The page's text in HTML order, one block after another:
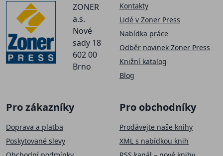
ZONER
a.s.
Nové
sady 18
602 00
Brno
Kontakty
Lidé v Zoner Press
Nabídka práce
Odběr novinek Zoner Press
Knižní katalog
Blog
Pro zákazníky
Doprava a platba
Poskytované slevy
Pro obchodníky
Prodávejte naše knihy
XML s nabídkou knih